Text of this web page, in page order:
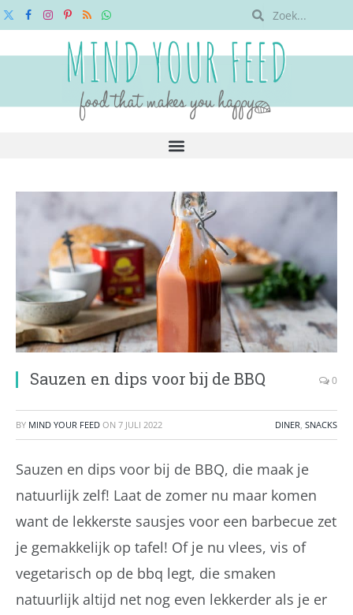
X
FacebookInstagram
Pinterest
RSSWhatsApp
Sauzen en dips voor bij de BBQ 0
BY MIND YOUR FEED ON 7 JULI 2022 DINER, SNACKS
Sauzen en dips voor bij de BBQ, die maak je
natuurlijk zelf! Laat de zomer nu maar komen
want de lekkerste sausjes voor een barbecue zet
je gemakkelijk op tafel! Of je nu vlees, vis of
vegetarisch op de bbq legt, die smaken
natuurlijk altijd net nog even lekkerder als je er